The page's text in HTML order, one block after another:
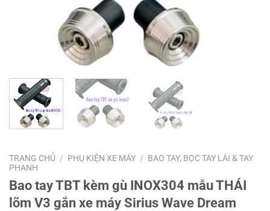
TRANG CHỦ / PHỤ KIỆN XE MÁY / BAO TAY, BỌC TAY LÁI & TAY
PHANH
Bao tay TBT kèm gù INOX304 mẫu THÁI
lõm V3 gắn xe máy Sirius Wave Dream